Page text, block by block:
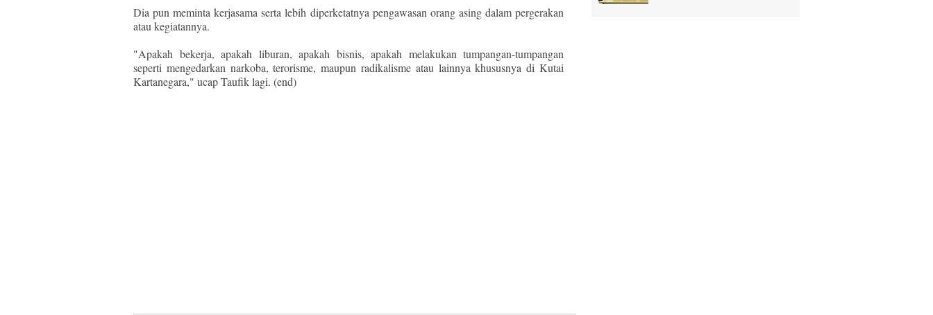
Dia pun meminta kerjasama serta lebih diperketatnya pengawasan orang asing dalam pergerakan
atau kegiatannya.
"Apakah bekerja, apakah liburan, apakah bisnis, apakah melakukan tumpangan-tumpangan
seperti mengedarkan narkoba, terorisme, maupun radikalisme atau lainnya khususnya di Kutai
Kartanegara," ucap Taufik lagi. (end)